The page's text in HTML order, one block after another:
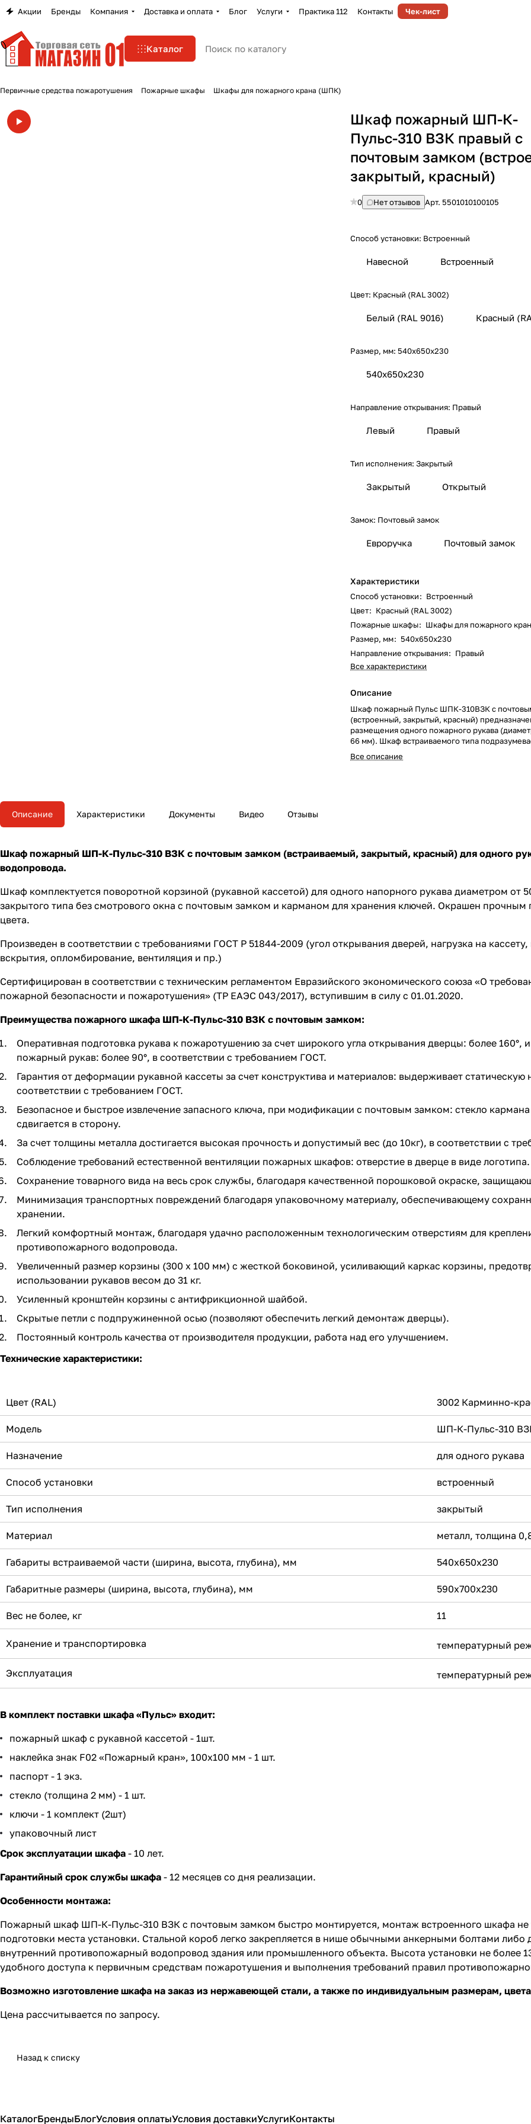
Акции Бренды Компания Доставка и оплата Блог Услуги Практика 112 Контакты Чек-лист
Каталог
Первичные средства пожаротушения Пожарные шкафы Шкафы для пожарного крана (ШПК)
Шкаф пожарный ШП-К-
Пульс-310 ВЗК правый с
почтовым замком
закрытый, красный)
0 Нет отзывов Арт. 5501010100105
Способ установки: Встроенный
Навесной Встроенный
Цвет: Красный (RAL 3002)
Белый (RAL 9016) Красный
Размер, мм: 540х650х230
540х650х230
Направление открывания: Правый
Левый Правый
Тип исполнения:Закрытый
Закрытый Открытый
Замок: Почтовый замок
Евроручка Почтовый замок
Характеристики
Способ установки: Встроенный
Цвет: Красный (RAL 3002)
Пожарные шкафы: Шкафы для пожарного
Размер, мм: 540х650х230
Направление открывания: Правый
Все характеристики
Описание
Шкаф пожарный Пульс ШПК-310ВЗК с
(встроенный, закрытый, красный)
размещения одного пожарного рукава
66 мм). Шкаф встраиваемого типа
в нишу и может быть установлен в любых
Все описание
Описание Характеристики Документы Видео Отзывы
Шкаф пожарный ШП-К-Пульс-310 ВЗК с почтовым замком (встраиваемый, закрытый, красный) для одного
водопровода.
Шкаф комплектуется поворотной корзиной (рукавной кассетой) для одного напорного рукава диаметром от
закрытого типа без смотрового окна с почтовым замком и карманом для хранения ключей. Окрашен
цвета.
Произведен в соответствии с требованиями ГОСТ Р 51844-2009 (угол открывания дверей, нагрузка на
вскрытия, опломбирование, вентиляция и пр.)
Сертифицирован в соответствии с техническим регламентом Евразийского экономического союза «О
пожарной безопасности и пожаротушения» (ТР ЕАЭС 043/2017), вступившим в силу с 01.01.2020.
Преимущества пожарного шкафа ШП-К-Пульс-310 ВЗК с почтовым замком:
Оперативная подготовка рукава к пожаротушению за счет широкого угла открывания дверцы: более 160°,
пожарный рукав: более 90°, в соответствии с требованием ГОСТ.
Гарантия от деформации рукавной кассеты за счет конструктива и материалов: выдерживает статическую
соответствии с требованием ГОСТ.
Безопасное и быстрое извлечение запасного ключа, при модификации с почтовым замком: стекло
сдвигается в сторону.
За счет толщины металла достигается высокая прочность и допустимый вес (до 10кг), в соответствии с
Соблюдение требований естественной вентиляции пожарных шкафов: отверстие в дверце в виде логотипа.
Сохранение товарного вида на весь срок службы, благодаря качественной порошковой окраске,
Минимизация транспортных повреждений благодаря упаковочному материалу, обеспечивающему
хранении.
Легкий комфортный монтаж, благодаря удачно расположенным технологическим отверстиям для
противопожарного водопровода.
Увеличенный размер корзины (300 х 100 мм) с жесткой боковиной, усиливающий каркас корзины,
использовании рукавов весом до 31 кг.
Усиленный кронштейн корзины с антифрикционной шайбой.
Скрытые петли с подпружиненной осью (позволяют обеспечить легкий демонтаж дверцы).
Постоянный контроль качества от производителя продукции, работа над его улучшением.
Технические характеристики:
Цвет (RAL) 3002 Карминно-
Модель ШП-К-Пульс-310
Назначение для одного рукава
Способ установки встроенный
Тип исполнения закрытый
Материал металл, толщина
Габариты встраиваемой части (ширина, высота, глубина), мм 540х650х230
Габаритные размеры (ширина, высота, глубина), мм 590х700х230
Вес не более, кг 11
Хранение и транспортировка температурный
Эксплуатация температурный
В комплект поставки шкафа «Пульс» входит:
пожарный шкаф с рукавной кассетой - 1шт.
наклейка знак F02 «Пожарный кран», 100х100 мм - 1 шт.
паспорт - 1 экз.
стекло (толщина 2 мм) - 1 шт.
ключи - 1 комплект (2шт)
упаковочный лист
Срок эксплуатации шкафа - 10 лет.
Гарантийный срок службы шкафа - 12 месяцев со дня реализации.
Особенности монтажа:
Пожарный шкаф ШП-К-Пульс-310 ВЗК с почтовым замком быстро монтируется, монтаж встроенного шкафа не
подготовки места установки. Стальной короб легко закрепляется в нише обычными анкерными болтами
внутренний противопожарный водопровод здания или промышленного объекта. Высота установки не более
удобного доступа к первичным средствам пожаротушения и выполнения требований правил
Возможно изготовление шкафа на заказ из нержавеющей стали, а также по индивидуальным размерам,
Цена рассчитывается по запросу.
Назад к списку
КаталогБрендыБлогУсловия оплатыУсловия доставкиУслугиКонтакты